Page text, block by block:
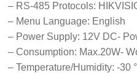
– RS-485 Protocols:
– Menu Language: English
– Power Supply: 12V DC-
– Consumption: Max.20W-
– Temperature/Humidity: -30